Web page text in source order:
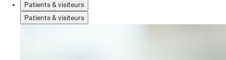
Patients & visiteurs
Patients & visiteurs